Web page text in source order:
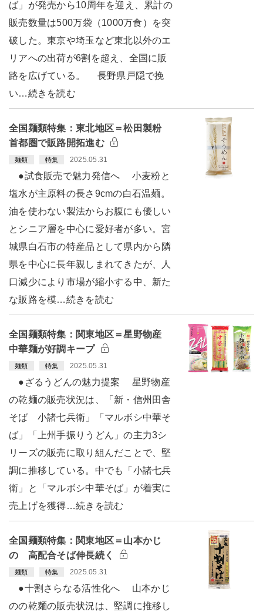
ば」が発売から10周年を迎え、累計の
販売数量は500万袋（1000万食）を突
破した。東京や埼玉など東北以外のエ
リアへの出荷が6割を超え、全国に販
路を広げている。 長野県戸隠で挽
い…続きを読む
全国麺類特集：東北地区＝松田製粉
首都圏で販路開拓進む
麺類 特集 2025.05.31
●試食販売で魅力発信へ 小麦粉と
塩水が主原料の長さ9cmの白石温麺。
油を使わない製法からお腹にも優しい
とシニア層を中心に愛好者が多い。宮
城県白石市の特産品として県内から隣
県を中心に長年親しまれてきたが、人
口減少により市場が縮小する中、新た
な販路を模…続きを読む
全国麺類特集：関東地区＝星野物産
中華麺が好調キープ
麺類 特集 2025.05.31
●ざるうどんの魅力提案 星野物産
の乾麺の販売状況は、「新・信州田舎
そば 小諸七兵衛」「マルボシ中華そ
ば」「上州手振りうどん」の主力3シ
リーズの販売に取り組んだことで、堅
調に推移している。中でも「小諸七兵
衛」と「マルボシ中華そば」が着実に
売上げを獲得…続きを読む
全国麺類特集：関東地区＝山本かじ
の 高配合そば伸長続く
麺類 特集 2025.05.31
●十割さらなる活性化へ 山本かじ
のの乾麺の販売状況は、堅調に推移し